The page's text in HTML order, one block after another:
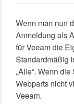
Wenn man nun
Anmeldung als
für Veeam die
Standardmäßig
„Alle“. Wenn
Webparts nicht
Veeam.